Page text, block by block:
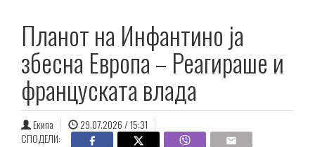
Планот на Инфантино ја
збесна Европа – Реагираше и
француската влада
Екипа
29.07.2026 / 15:31
СПОДЕЛИ: